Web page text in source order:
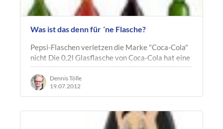
Was ist das denn für ´ne Flasche?
Pepsi-Flaschen verletzen die Marke "Coca-Cola"
nicht Die 0,2l Glasflasche von Coca-Cola hat eine
besonders stark ausgeprägte Kontur und Form.
Wegen dieser und anderer…
Dennis Tölle
19.07.2012